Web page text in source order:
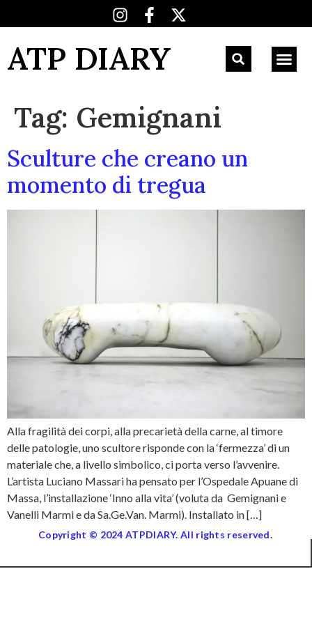
ATP DIARY
Tag: Gemignani
Sculture che creano un
momento di tregua
Alla fragilità dei corpi, alla precarietà della carne, al timore
delle patologie, uno scultore risponde con la ‘fermezza’ di un
materiale che, a livello simbolico, ci porta verso l’avvenire.
L’artista Luciano Massari ha pensato per l’Ospedale Apuane di
Massa, l’installazione ‘Inno alla vita’ (voluta da Gemignani e
Vanelli Marmi e da Sa.Ge.Van. Marmi). Installato in […]
Copyright © 2024 ATPDIARY. All rights reserved.